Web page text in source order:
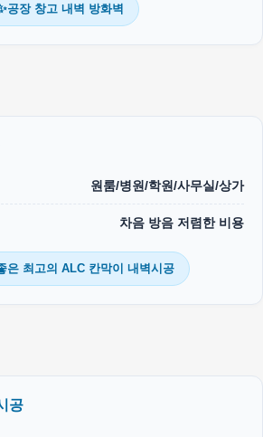
공장 창고 내벽 방화벽
원룸/병원/학원/사무실/상가
차음 방음 저렴한 비용
은 최고의 ALC 칸막이 내벽시공
공